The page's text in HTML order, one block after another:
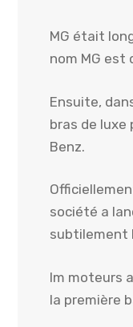
MG était
nom MG est
Ensuite,
bras de luxe
Benz.
société a
subtilement
Im moteurs
la première